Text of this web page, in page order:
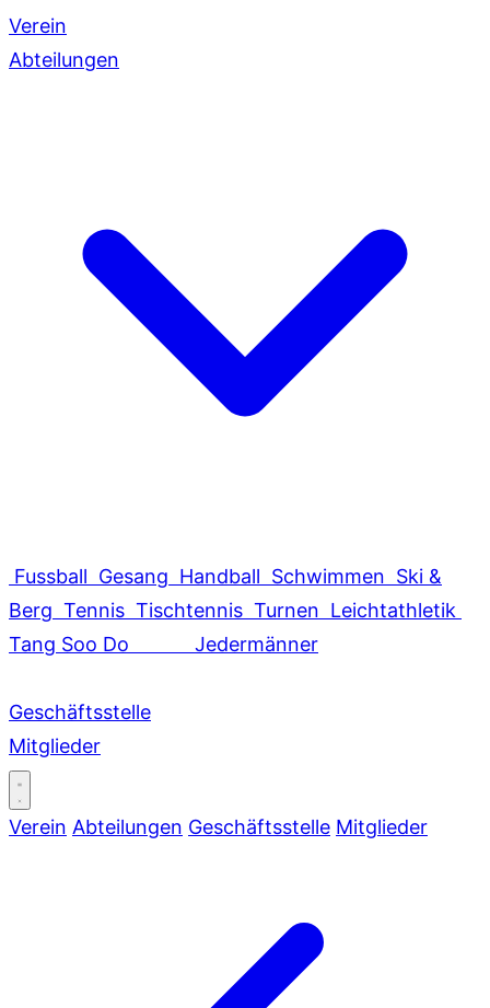
Verein
Abteilungen
Fussball Gesang Handball Schwimmen Ski &
Berg Tennis Tischtennis Turnen Leichtathletik
Tang Soo Do
Jedermänner
Geschäftsstelle
Mitglieder
Verein Abteilungen Geschäftsstelle Mitglieder